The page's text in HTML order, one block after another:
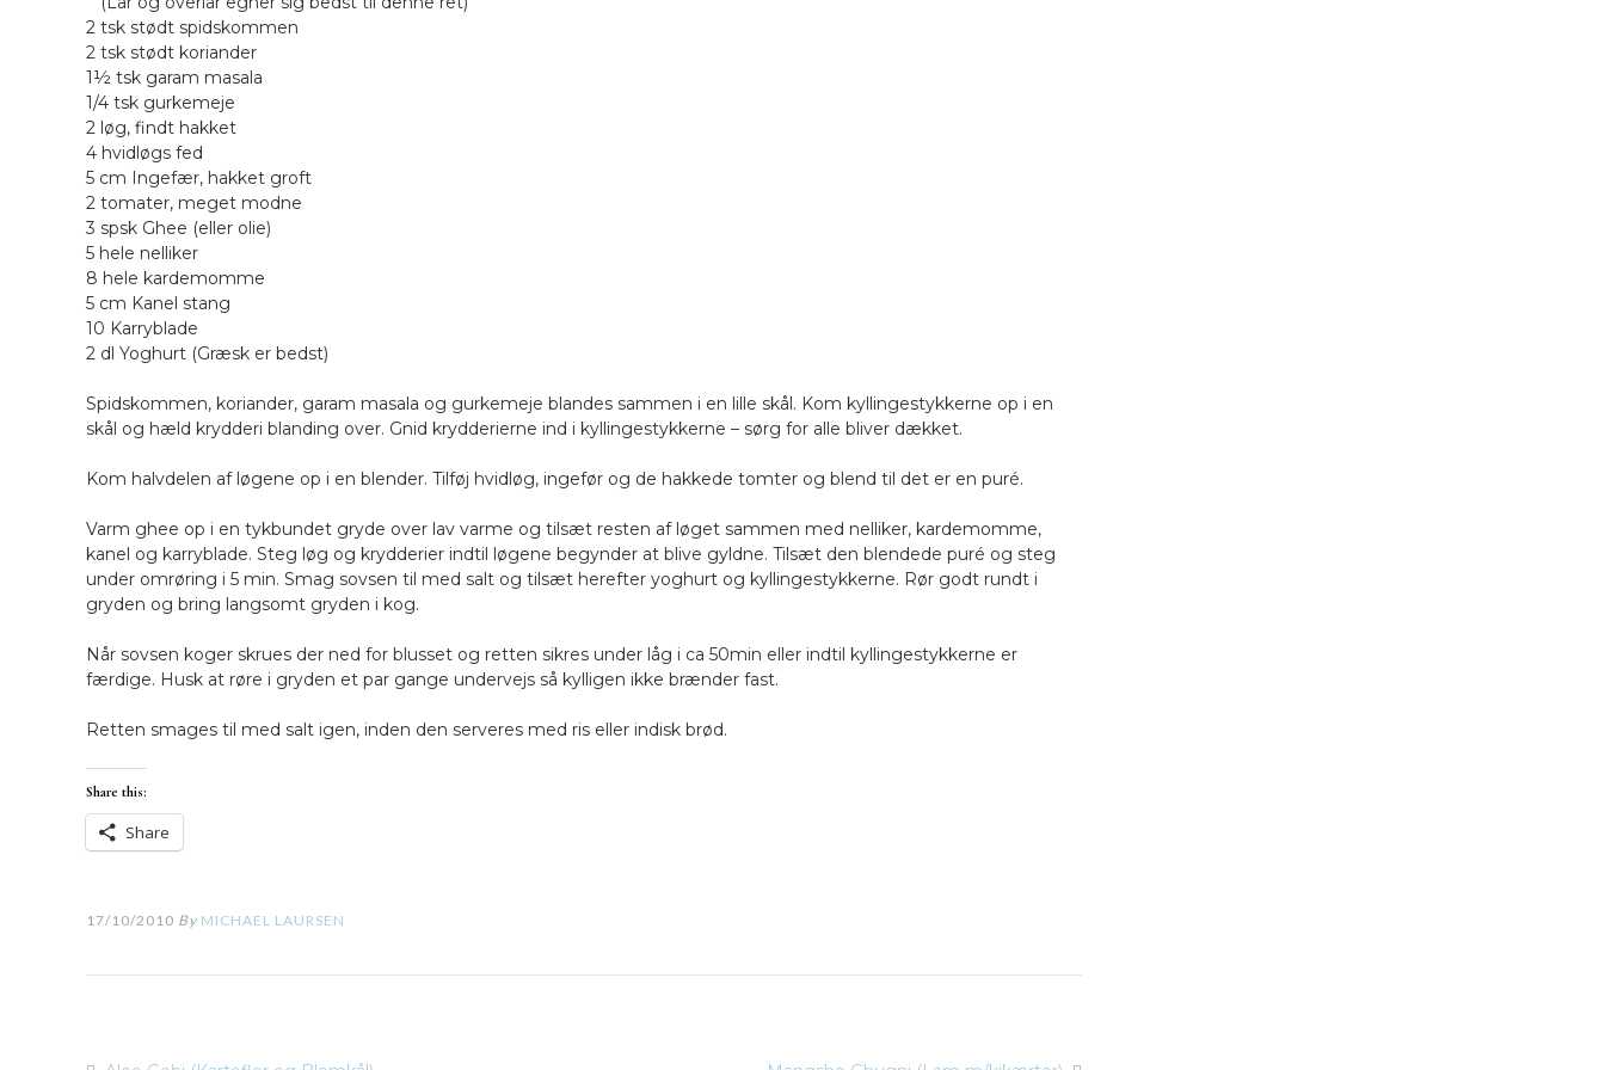
2 tsk stødt spidskommen
2 tsk stødt koriander
1½ tsk garam masala
1/4 tsk gurkemeje
2 løg, findt hakket
4 hvidløgs fed
5 cm Ingefær, hakket groft
2 tomater, meget modne
3 spsk Ghee (eller olie)
5 hele nelliker
8 hele kardemomme
5 cm Kanel stang
10 Karryblade
2 dl Yoghurt (Græsk er bedst)
Spidskommen, koriander, garam masala og gurkemeje blandes sammen i en lille skål. Kom kyllingestykkerne op i en
skål og hæld krydderi blanding over. Gnid krydderierne ind i kyllingestykkerne – sørg for alle bliver dækket.
Kom halvdelen af løgene op i en blender. Tilføj hvidløg, ingefør og de hakkede tomter og blend til det er en puré.
Varm ghee op i en tykbundet gryde over lav varme og tilsæt resten af løget sammen med nelliker, kardemomme,
kanel og karryblade. Steg løg og krydderier indtil løgene begynder at blive gyldne. Tilsæt den blendede puré og steg
under omrøring i 5 min. Smag sovsen til med salt og tilsæt herefter yoghurt og kyllingestykkerne. Rør godt rundt i
gryden og bring langsomt gryden i kog.
Når sovsen koger skrues der ned for blusset og retten sikres under låg i ca 50min eller indtil kyllingestykkerne er
færdige. Husk at røre i gryden et par gange undervejs så kylligen ikke brænder fast.
Retten smages til med salt igen, inden den serveres med ris eller indisk brød.
Share this:
Share
17/10/2010 By MICHAEL LAURSEN